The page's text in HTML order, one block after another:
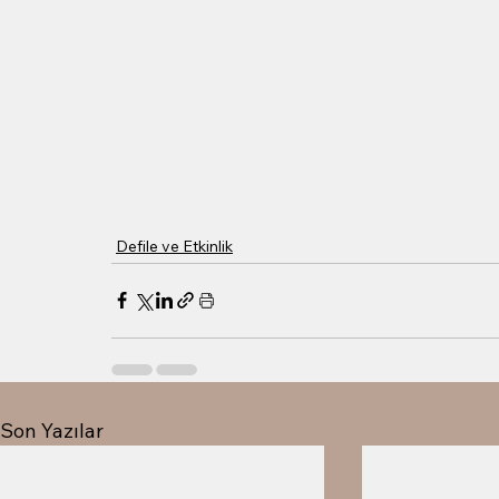
Defile ve Etkinlik
Son Yazılar